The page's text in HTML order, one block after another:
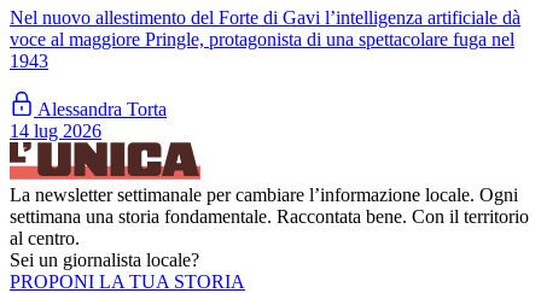
Nel nuovo allestimento del Forte di Gavi l’intelligenza artificiale dà
voce al maggiore Pringle, protagonista di una spettacolare fuga nel
1943
Alessandra Torta
14 lug 2026
La newsletter settimanale per cambiare l’informazione locale. Ogni
settimana una storia fondamentale. Raccontata bene. Con il territorio
al centro.
Sei un giornalista locale?
PROPONI LA TUA STORIA